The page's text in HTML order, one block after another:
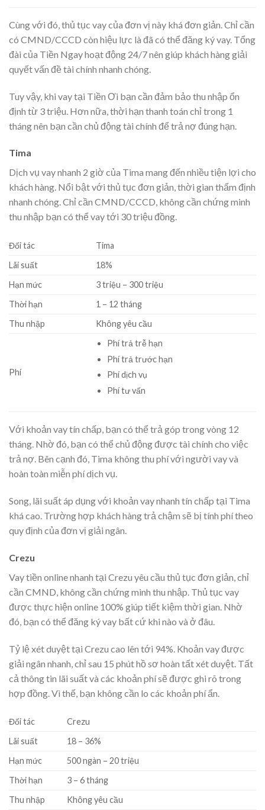
Cùng với đó, thủ tục vay của đơn vị này khá đơn giản. Chỉ cần
có CMND/CCCD còn hiệu lực là đã có thể đăng ký vay. Tổng
đài của Tiền Ngay hoạt động 24/7 nên giúp khách hàng giải
quyết vấn đề tài chính nhanh chóng.
Tuy vậy, khi vay tại Tiền Ơi bạn cần đảm bảo thu nhập ổn
định từ 3 triệu. Hơn nữa, thời hạn thanh toán chỉ trong 1
tháng nên bạn cần chủ động tài chính để trả nợ đúng hạn.
Tima
Dịch vụ vay nhanh 2 giờ của Tima mang đến nhiều tiện lợi cho
khách hàng. Nổi bật với thủ tục đơn giản, thời gian thẩm định
nhanh chóng. Chỉ cần CMND/CCCD, không cần chứng minh
thu nhập bạn có thể vay tới 30 triệu đồng.
Đối tác
Tima
Lãi suất
18%
Hạn mức
3triệu – 300triệu
Thời hạn
1 – 12 tháng
Thu nhập
Không yêu cầu
Phí
Phí trả trễ hạn
Phí trả trước hạn
Phí dịch vụ
Phí tư vấn
Với khoản vay tín chấp, bạn có thể trả góp trong vòng 12
tháng. Nhờ đó, bạn có thể chủ động được tài chính cho việc
trả nợ. Bên cạnh đó, Tima không thu phí với người vay và
hoàn toàn miễn phí dịch vụ.
Song, lãi suất áp dụng với khoản vay nhanh tín chấp tại Tima
khá cao. Trường hợp khách hàng trả chậm sẽ bị tính phí theo
quy định của đơn vị giải ngân.
Crezu
Vay tiền online nhanh tại Crezu yêu cầu thủ tục đơn giản, chỉ
cần CMND, không cần chứng minh thu nhập. Thủ tục vay
được thực hiện online 100% giúp tiết kiệm thời gian. Nhờ
đó, bạn có thể đăng ký vay bất cứ khi nào và ở đâu.
Tỷ lệ xét duyệt tại Crezu cao lên tới 94%. Khoản vay được
giải ngân nhanh, chỉ sau 15 phút hồ sơ hoàn tất xét duyệt. Tất
cả thông tin lãi suất và các khoản phí sẽ được ghi rõ trong
hợp đồng. Vì thế, bạn không cần lo các khoản phí ẩn.
Đối tác
Crezu
Lãi suất
18 – 36%
Hạn mức
500ngàn –20triệu
Thời hạn
3 –6tháng
Thu nhập
Không yêu cầu